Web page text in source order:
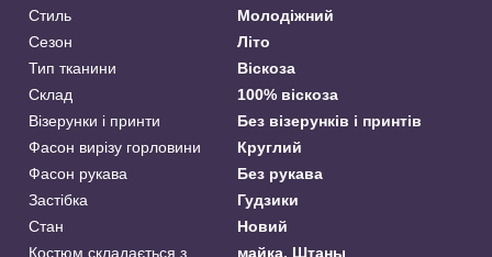
Стиль
Молодіжний
Сезон
Літо
Тип тканини
Віскоза
Склад
100% віскоза
Візерунки і принти
Без візерунків і принтів
Фасон вирізу горловини
Круглий
Фасон рукава
Без рукава
Застібка
Гудзики
Стан
Новий
Костюм складається з
майка, Штаны